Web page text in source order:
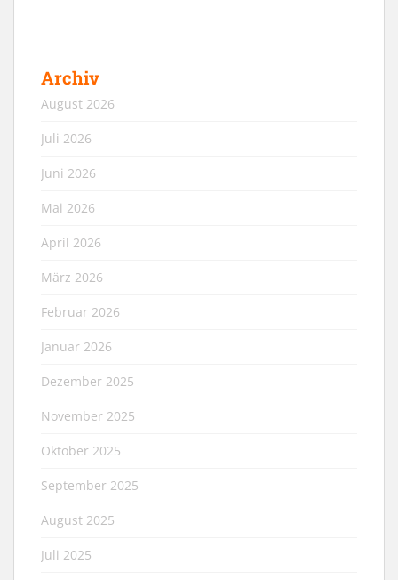
Archiv
August 2026
Juli 2026
Juni 2026
Mai 2026
April 2026
März 2026
Februar 2026
Januar 2026
Dezember 2025
November 2025
Oktober 2025
September 2025
August 2025
Juli 2025